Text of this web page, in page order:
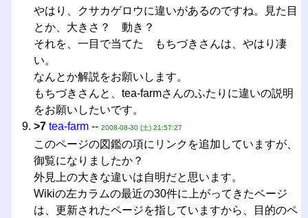
やはり、クサカゲロウに違いがあるのですね。見た目
とか、大きさ？ 動き？
それを、一目で当てた もちづきさんは、やはり凄
い。
なんとか解説をお願いします。
もちづきさんと、tea-farmさんのふたりに違いの説明
をお願いしたいです。
>7 tea-farm-- 2008-08-30 (土) 21:57:27
このページの図鑑の項にリンクを追加していますが、
御覧になりましたか？
外見上の大きな違いは自明だと思います。
Wikiの左カラムの最近の30件に上がってきたページ
は、更新されたページを指していますから、目的のペ